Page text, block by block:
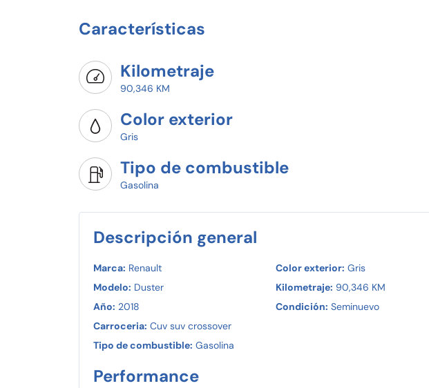
Características
Kilometraje
90,346 KM
Color exterior
Gris
Tipo de combustible
Gasolina
Descripción general
Marca: Renault
Modelo: Duster
Año: 2018
Carroceria: Cuv suv crossover
Tipo de combustible: Gasolina
Color exterior: Gris
Kilometraje: 90,346 KM
Condición: Seminuevo
Performance